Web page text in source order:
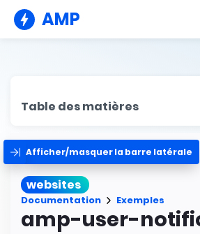
AMP
Table des matières
Afficher/masquer la barre latérale
websites
Documentation Exemples
amp-user-